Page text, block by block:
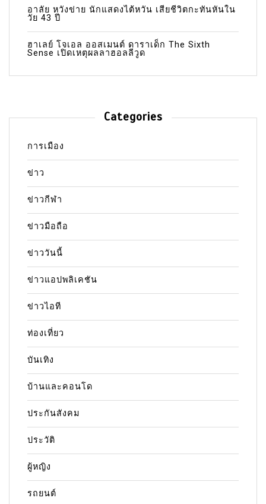
อาลัย หวังข่าย นักแสดงไต้หวัน เสียชีวิตกะทันหันใน
วัย 43 ปี
ฮาเลย์ โจเอล ออสเมนต์ ดาราเด็ก The Sixth
Sense เปิดเหตุผลลาฮอลลีวูด
Categories
การเมือง
ข่าว
ข่าวกีฬา
ข่าวมือถือ
ข่าววันนี้
ข่าวแอปพลิเคชัน
ข่าวไอที
ท่องเที่ยว
บันเทิง
บ้านและคอนโด
ประกันสังคม
ประวัติ
ผู้หญิง
รถยนต์